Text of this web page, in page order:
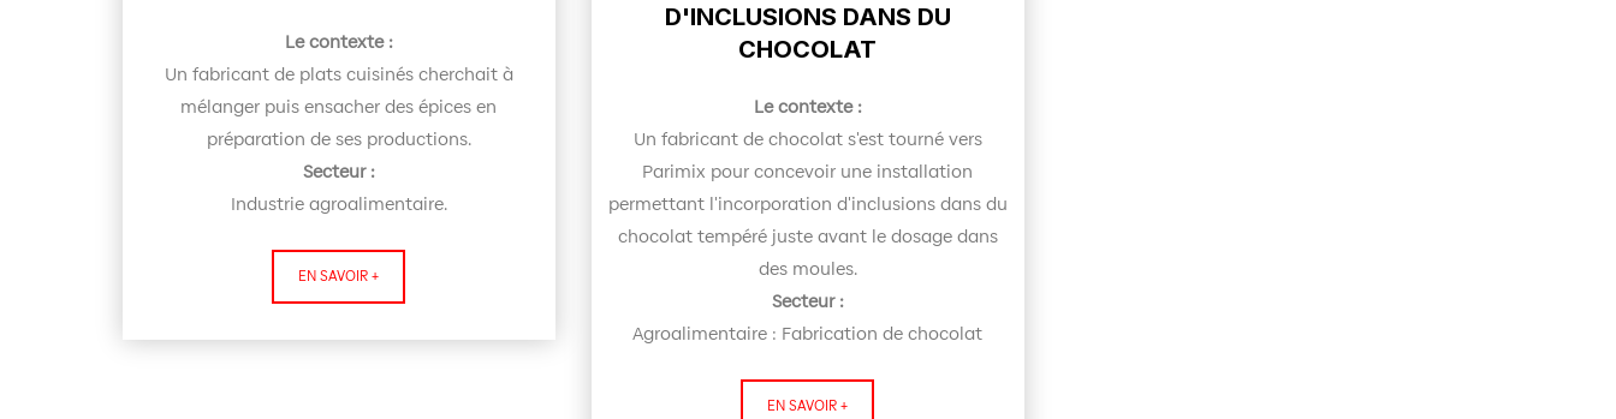
Le contexte :
Un fabricant de plats cuisinés cherchait à
mélanger puis ensacher des épices en
préparation de ses productions.
Secteur :
Industrie agroalimentaire.
EN SAVOIR +
D'INCLUSIONS DANS DU
CHOCOLAT
Le contexte :
Un fabricant de chocolat s'est tourné vers
Parimix pour concevoir une installation
permettant l'incorporation d'inclusions dans du
chocolat tempéré juste avant le dosage dans
des moules.
Secteur :
Agroalimentaire : Fabrication de chocolat
EN SAVOIR +